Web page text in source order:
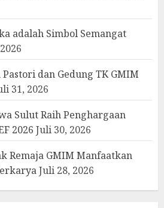
adalah Simbol Semangat
dan Gedung TK GMIM
31, 2026
Sulut Raih Penghargaan
2026 Juli 30, 2026
Remaja GMIM Manfaatkan
Juli 28, 2026